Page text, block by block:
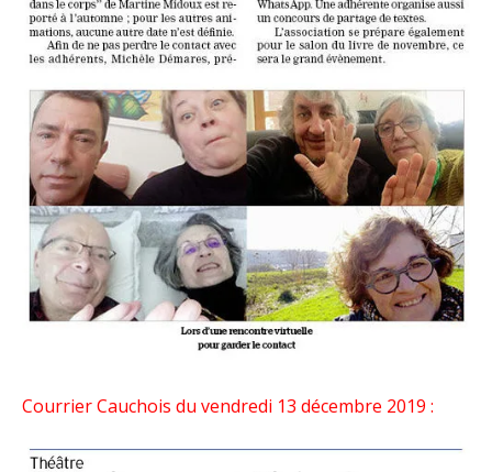
Courrier Cauchois du vendredi 13 décembre 2019 :